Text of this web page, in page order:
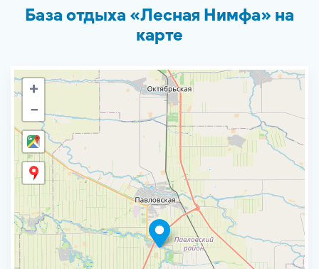
База отдыха «Лесная Нимфа» на
карте
+
−